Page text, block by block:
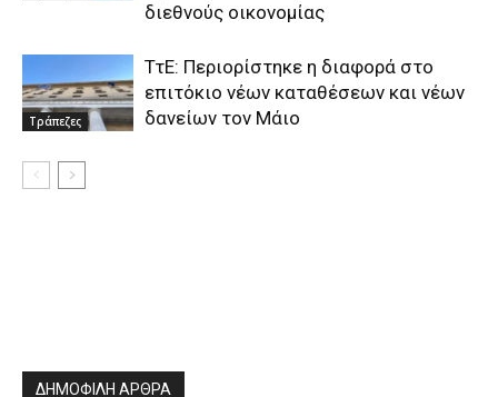
διεθνούς οικονομίας
Τράπεζες
ΤτΕ: Περιορίστηκε η διαφορά στο
επιτόκιο νέων καταθέσεων και νέων
δανείων τον Μάιο
ΔΗΜΟΦΙΛΗ ΑΡΘΡΑ